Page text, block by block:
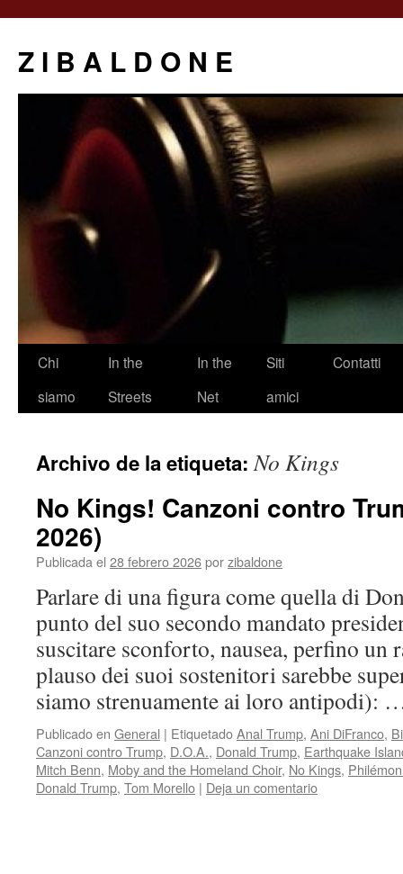
Z I B A L D O N E
Saltar
Chi
siamo
In the
Streets
In the
Net
Siti
amici
Contatti
Archivo de la etiqueta:No Kings
No Kings! Canzoni contro
2026)
Publicada el 28 febrero 2026porzibaldone
Parlare di una figura come quella di
punto del suo secondo mandato
suscitare sconforto, nausea, perfino un
plauso dei suoi sostenitori sarebbe
siamo strenuamente ai loro antipodi):
Publicado en General | EtiquetadoAnal Trump, Ani DiFranco,
Canzoni contro Trump, D.O.A., Donald Trump, Earthquake
Mitch Benn, Moby and the Homeland Choir, No Kings,
Donald Trump, Tom Morello | Deja un comentario